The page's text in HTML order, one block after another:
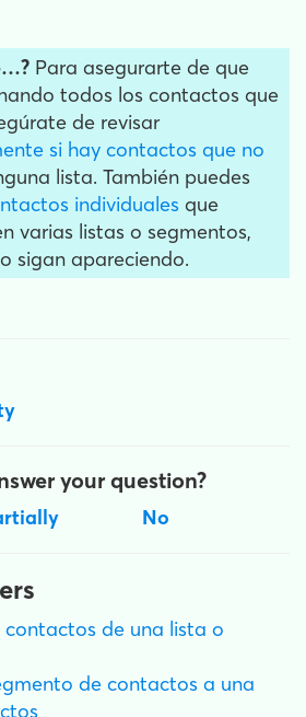
Para asegurarte de que
todos los contactos que
de revisar
si hay contactos que no
lista. También puedes
individuales que
varias listas o segmentos,
sigan apareciendo.
your question?
No
de una lista o
de contactos a una